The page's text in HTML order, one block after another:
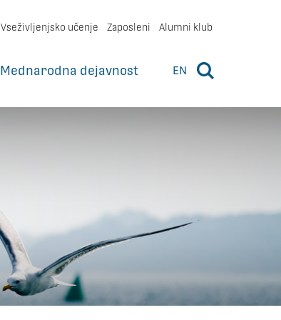
Vseživljenjsko učenje Zaposleni Alumni klub
Mednarodna dejavnost EN